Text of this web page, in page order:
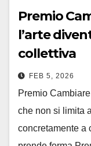
Premio
l’arte
collettiva
FEB 5, 2026
Premio
che non si limita
concretamente a